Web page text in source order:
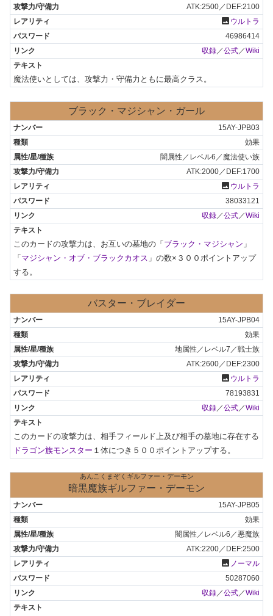
ATK:2500／DEF:2100
photo ウルトラ
46986414
収録／公式／Wiki
魔法使いとしては、攻撃力・守備力ともに最高クラス。
ブラック・マジシャン・ガール
15AY-JPB03
効果
闇属性／レベル6／魔法使い族
ATK:2000／DEF:1700
photo ウルトラ
38033121
収録 ／公式 ／Wiki
このカードの攻撃力は、お互いの墓地の「ブラック・マジシャン 」
「マジシャン・オブ・ブラックカオス 」の数×３００ポイントアップ
する。
バスター・ブレイダー
15AY-JPB04
効果
地属性／レベル7／戦士族
ATK:2600／DEF:2300
photo ウルトラ
78193831
収録／公式／Wiki
このカードの攻撃力は、相手フィールド上及び相手の墓地に存在する
ドラゴン族モンスター １体につき５００ポイントアップする。
あんこくまぞくギルファー・デーモン
暗黒魔族ギルファー・デーモン
15AY-JPB05
効果
闇属性／レベル6／悪魔族
ATK:2200／DEF:2500
photo ノーマル
50287060
収録／公式／Wiki